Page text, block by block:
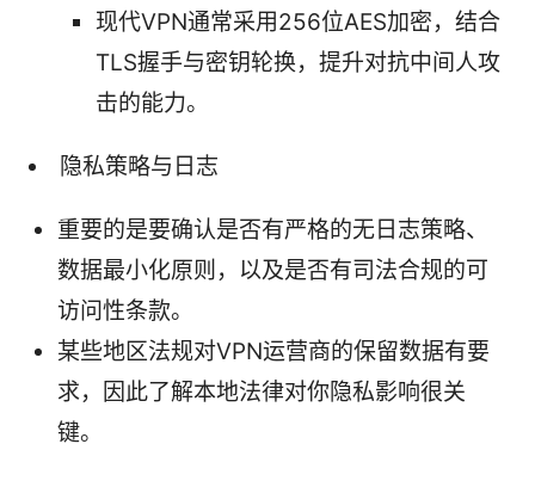
现代VPN通常采用256位AES加密，结合
TLS握手与密钥轮换，提升对抗中间人攻
击的能力。
隐私策略与日志
重要的是要确认是否有严格的无日志策略、
数据最小化原则，以及是否有司法合规的可
访问性条款。
某些地区法规对VPN运营商的保留数据有要
求，因此了解本地法律对你隐私影响很关
键。